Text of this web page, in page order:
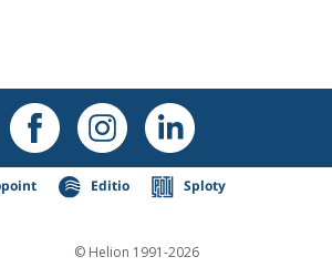
Editio Sploty
© Helion 1991-2026